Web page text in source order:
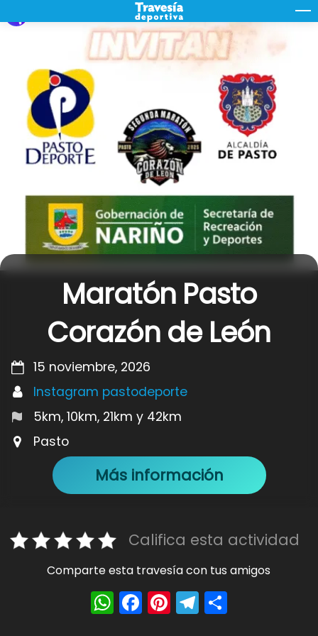
to
Maratón Pasto
Corazón de León
15 noviembre, 2026
Instagram pastodeporte
5km, 10km, 21km y 42km
Pasto
Más información
Califica esta actividad
Comparte esta travesía con tus amigos
W
h
F
a
Pi
nt
T
el